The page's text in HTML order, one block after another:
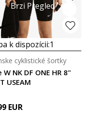
Brzi Pregled
k dispozícii:1
W NK DF ONE HR 8"
USEAM
cyklistické šortky
EUR